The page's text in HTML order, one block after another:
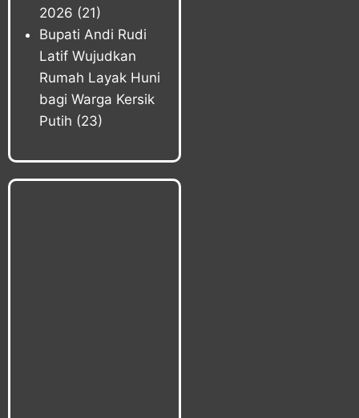
2026 (21)
Bupati Andi Rudi
Latif Wujudkan
Rumah Layak Huni
bagi Warga Kersik
Putih (23)